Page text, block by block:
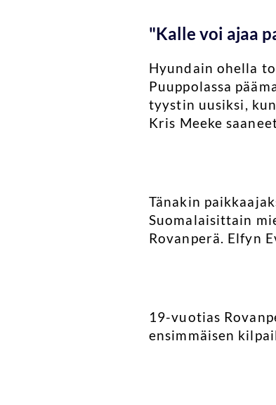
"Kalle voi ajaa
Hyundain ohella
Puuppolassa
tyystin uusiksi,
Kris Meeke
Tänakin
Suomalaisittain
Rovanperä. Elfyn
19-vuotias
ensimmäisen